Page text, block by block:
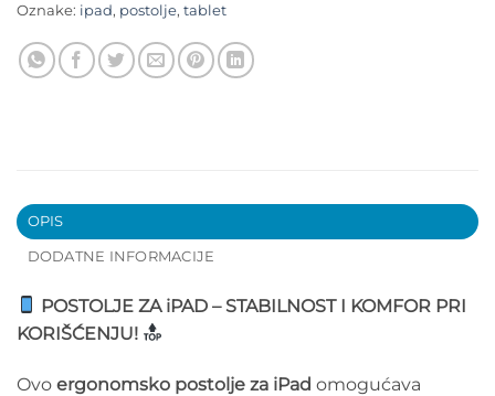
Oznake: ipad, postolje, tablet
OPIS
DODATNE INFORMACIJE
POSTOLJE ZA iPAD – STABILNOST I KOMFOR PRI
KORIŠĆENJU!
Ovo ergonomsko postolje za iPad omogućava